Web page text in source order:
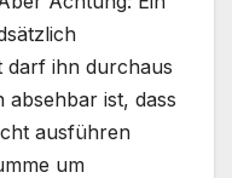
darf ihn durchaus
ist, dass
ausführen
um